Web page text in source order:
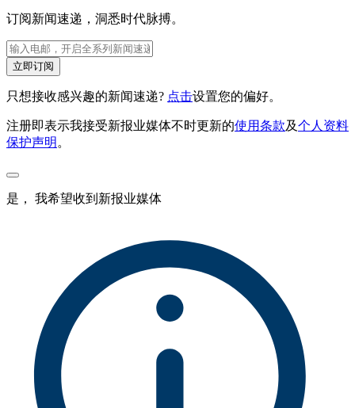
订阅新闻速递，洞悉时代脉搏。
立即订阅
只想接收感兴趣的新闻速递? 点击设置您的偏好。
注册即表示我接受新报业媒体不时更新的使用条款及个人资料
保护声明 。
是， 我希望收到新报业媒体